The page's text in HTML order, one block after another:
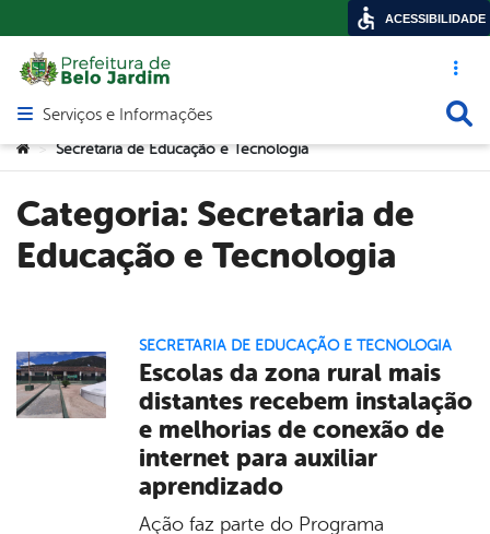
Acesso
Abrir menu principal de navegação
Serviços e Informações
Você está aqui:
> Secretaria de Educação e Tecnologia
Categoria: Secretaria de
Educação e Tecnologia
SECRETARIA DE EDUCAÇÃO E TECNOLOGIA
Escolas da zona rural mais
distantes recebem instalação
e melhorias de conexão de
internet para auxiliar
aprendizado
Ação faz parte do Programa
ACESSIBILIDADE